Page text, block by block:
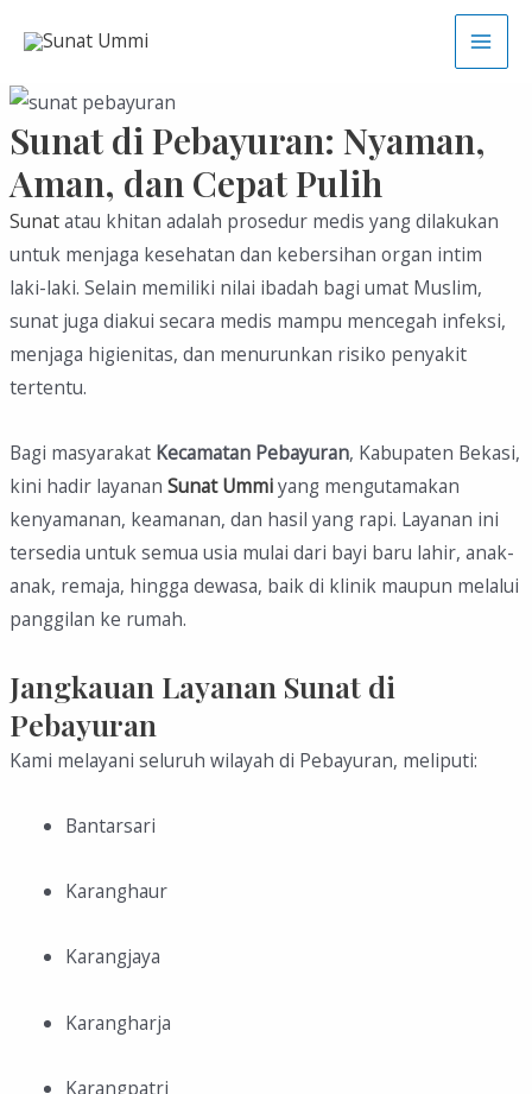
content
Main
Sunat di Pebayuran: Nyaman,
Aman, dan Cepat Pulih
Sunatatau khitan adalah prosedur medis yang dilakukan
untuk menjaga kesehatan dan kebersihan organ intim
laki-laki. Selain memiliki nilai ibadah bagi umat Muslim,
sunat juga diakui secara medis mampu mencegah infeksi,
menjaga higienitas, dan menurunkan risiko penyakit
tertentu.
Bagi masyarakat Kecamatan Pebayuran, Kabupaten Bekasi,
kini hadir layananSunat Ummiyang mengutamakan
kenyamanan, keamanan, dan hasil yang rapi. Layanan ini
tersedia untuk semua usia mulai dari bayi baru lahir, anak-
anak, remaja, hingga dewasa, baik di klinik maupun melalui
panggilan ke rumah.
Jangkauan Layanan Sunat di
Pebayuran
Kami melayani seluruh wilayah di Pebayuran, meliputi:
Bantarsari
Karanghaur
Karangjaya
Karangharja
Karangpatri